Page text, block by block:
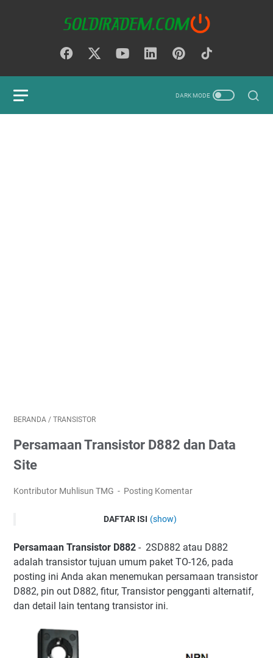
BERANDA / TRANSISTOR
Persamaan Transistor D882 dan Data
Site
Kontributor Muhlisun TMG Posting Komentar
DAFTAR ISI (show)
Deskripsi transistor 2SD882
Penggunaan transistor D882
Persamaan Transistor D882 - 2SD882 atau D882
adalah transistor tujuan umum paket TO-126, pada
posting ini Anda akan menemukan persamaan transistor
D882, pin out D882, fitur, Transistor pengganti alternatif,
dan detail lain tentang transistor ini.